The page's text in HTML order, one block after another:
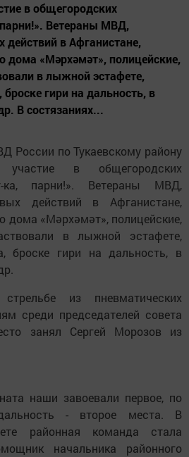
в общегородских
Ветераны МВД,
действий в Афганистане,
дома «Мәрхәмәт», полицейские,
в лыжной эстафете,
броске гири на дальность, в
В состязаниях...
России по Тукаевскому району
участие в общегородских
ка, парни!». Ветераны МВД,
действий в Афганистане,
дома «Мәрхәмәт», полицейские,
в лыжной эстафете,
броске гири на дальность, в
из пневматических
среди председателей совета
занял Сергей Морозов из
наши завоевали первое, по
- второе места. В
районная команда стала
начальника районного